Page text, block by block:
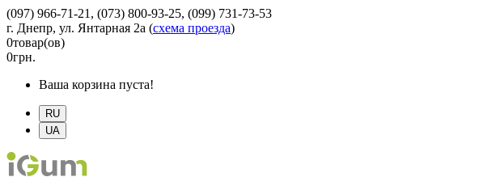
(097) 966-71-21, (073) 800-93-25, (099) 731-73-53
г. Днепр, ул. Янтарная 2а (схема проезда)
0товар(ов)
0грн.
Ваша корзина пуста!
RU
UA